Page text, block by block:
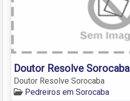
Doutor Resolve Sorocaba
Doutor Resolve Sorocaba
Pedreiros em Sorocaba